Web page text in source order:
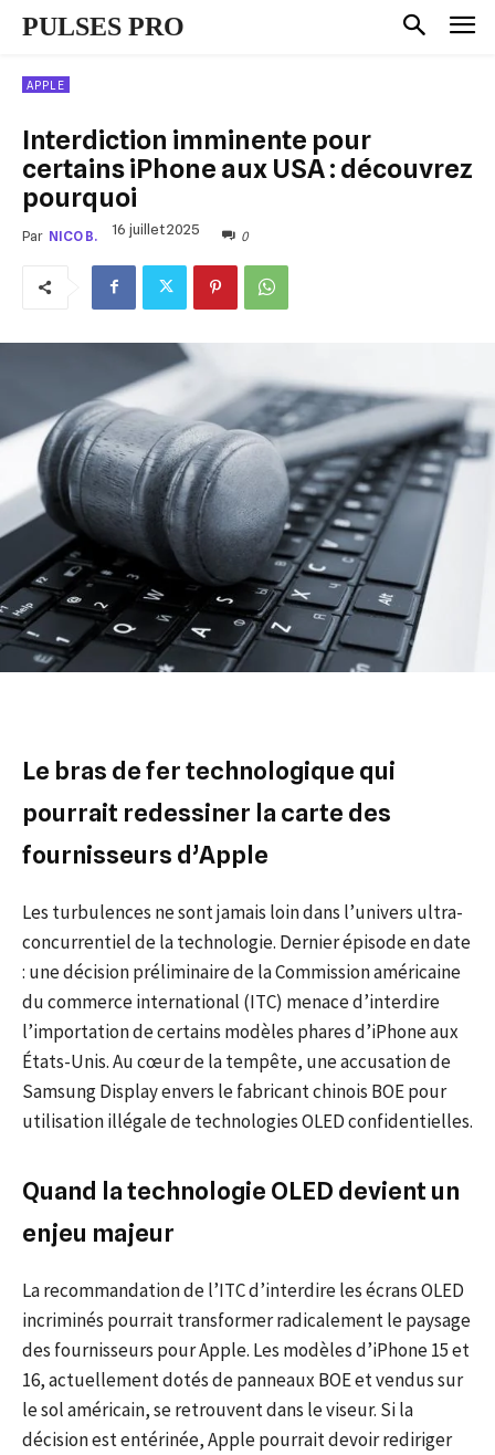
PULSES PRO
APPLE
Interdiction imminente pour
certains iPhone aux USA : découvrez
pourquoi
Par NICO B. 16 juillet 2025 0
Le bras de fer technologique qui
pourrait redessiner la carte des
fournisseurs d’Apple
Les turbulences ne sont jamais loin dans l’univers ultra-
concurrentiel de la technologie. Dernier épisode en date
: une décision préliminaire de la Commission américaine
du commerce international (ITC) menace d’interdire
l’importation de certains modèles phares d’iPhone aux
États-Unis. Au cœur de la tempête, une accusation de
Samsung Display envers le fabricant chinois BOE pour
utilisation illégale de technologies OLED confidentielles.
Quand la technologie OLED devient un
enjeu majeur
La recommandation de l’ITC d’interdire les écrans OLED
incriminés pourrait transformer radicalement le paysage
des fournisseurs pour Apple. Les modèles d’iPhone 15 et
16, actuellement dotés de panneaux BOE et vendus sur
le sol américain, se retrouvent dans le viseur. Si la
décision est entérinée, Apple pourrait devoir rediriger